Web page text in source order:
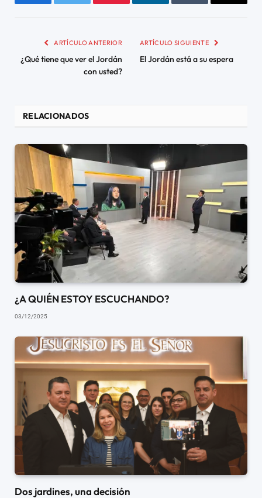
FacebookTwitter Pinterest LinkedInTumblr Email
ARTÍCULO ANTERIOR
¿Qué tiene que ver el Jordán
con usted?
ARTÍCULO SIGUIENTE
El Jordán está a su espera
RELACIONADOS
¿A QUIÉN ESTOY ESCUCHANDO?
03/12/2025
Dos jardines, una decisión